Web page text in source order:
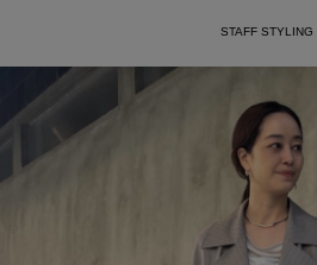
STAFF STYLING